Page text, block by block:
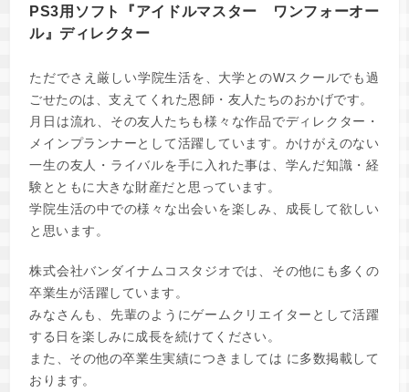
PS3用ソフト『アイドルマスター ワンフォーオー
ル』ディレクター
ただでさえ厳しい学院生活を、大学とのWスクールでも過
ごせたのは、支えてくれた恩師・友人たちのおかげです。
月日は流れ、その友人たちも様々な作品でディレクター・
メインプランナーとして活躍しています。かけがえのない
一生の友人・ライバルを手に入れた事は、学んだ知識・経
験とともに大きな財産だと思っています。
学院生活の中での様々な出会いを楽しみ、成長して欲しい
と思います。
株式会社バンダイナムコスタジオでは、その他にも多くの
卒業生が活躍しています。
みなさんも、先輩のようにゲームクリエイターとして活躍
する日を楽しみに成長を続けてください。
また、その他の卒業生実績につきましては に多数掲載して
おります。